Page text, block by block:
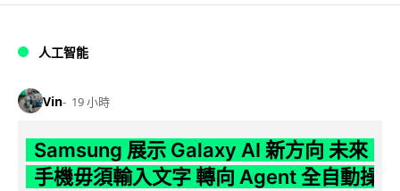
人工智能
Vin 19 小時
Samsung 展示 Galaxy AI 新方向 未來
手機毋須輸入文字 轉向 Agent 全自動操